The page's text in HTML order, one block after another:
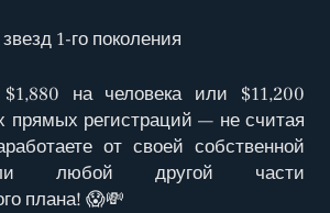
1-го поколения
на человека или $11,200
прямых регистраций — не считая
от своей собственной
любой другой части
плана! 😱💸